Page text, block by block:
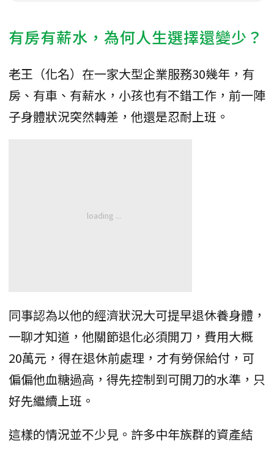
有房有薪水，為何人生選擇還變少？
老王（化名）在一家大型企業服務30幾年，有
房、有車、有薪水，小孩也有不錯工作，前一陣
子身體狀況突然轉差，他還是忍耐上班。
同事認為以他的經濟狀況大可提早退休養身體，
一聊才知道，他關節退化必須開刀，費用大概
20萬元，得在退休前處理，才有勞保給付，可
偏偏他血糖過高，得先控制到可開刀的水準，只
好先繼續上班。
這樣的情況並不少見。許多中年族群的資產結